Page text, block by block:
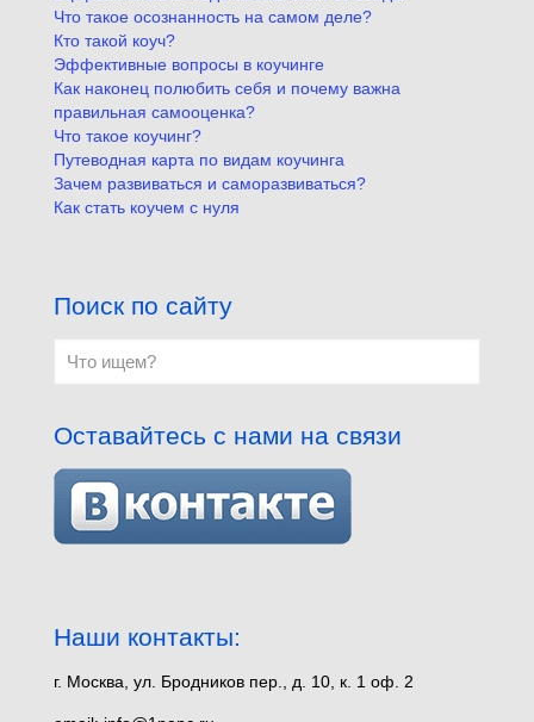
Что такое осознанность на самом деле?
Кто такой коуч?
Эффективные вопросы в коучинге
Как наконец полюбить себя и почему важна
правильная самооценка?
Что такое коучинг?
Путеводная карта по видам коучинга
Зачем развиваться и саморазвиваться?
Как стать коучем с нуля
Поиск по сайту
Оставайтесь с нами на связи
Наши контакты:
г. Москва, ул. Бродников пер., д. 10, к. 1 оф. 2